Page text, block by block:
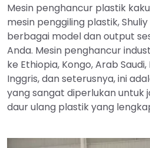
Mesin penghancur plastik
mesin penggiling plastik,
berbagai model dan output
Anda. Mesin penghancur
ke Ethiopia, Kongo, Arab
Inggris, dan seterusnya, ini
yang sangat diperlukan untuk
daur ulang plastik yang